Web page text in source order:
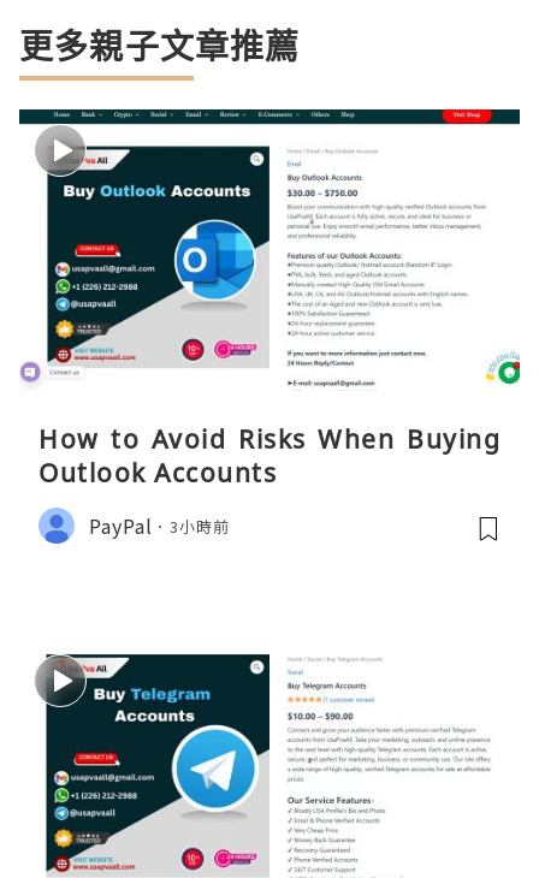
更多親子文章推薦
How to Avoid Risks When Buying
Outlook Accounts
PayPal 3小時前